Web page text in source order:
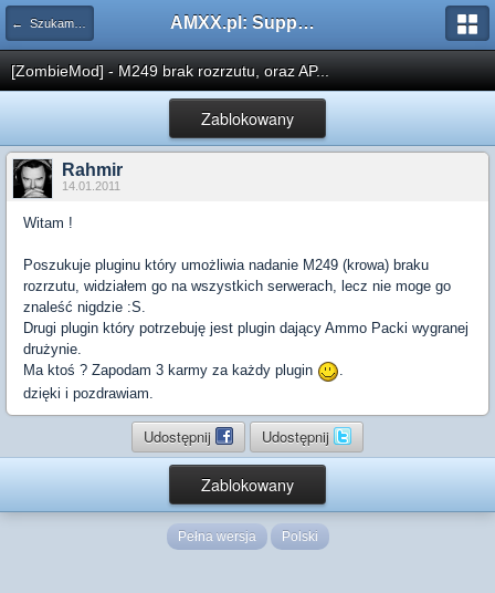
← Szukam pluginu AMXX.pl: Support AMX Mod X i SourceMod
[ZombieMod] - M249 brak rozrzutu, oraz AP...
Zablokowany
Rahmir
14.01.2011
Witam !
Poszukuje pluginu który umożliwia nadanie M249 (krowa) braku
rozrzutu, widziałem go na wszystkich serwerach, lecz nie moge go
znaleść nigdzie :S.
Drugi plugin który potrzebuję jest plugin dający Ammo Packi wygranej
drużynie.
Ma ktoś ? Zapodam 3 karmy za każdy plugin
.
dzięki i pozdrawiam.
Udostępnij Udostępnij
Zablokowany
Pełna wersja Polski